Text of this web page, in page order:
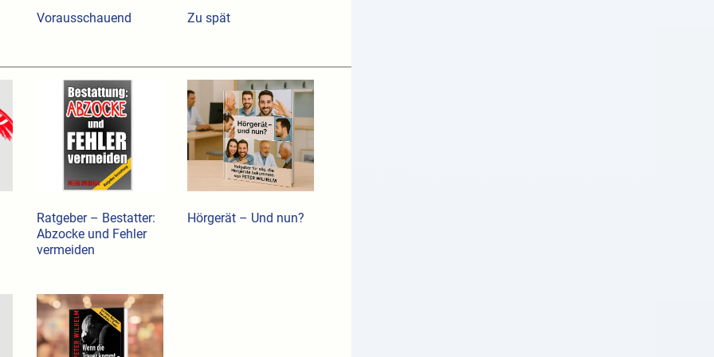
Vorausschauend Zu spät
Ratgeber – Bestatter:
Abzocke und Fehler
vermeiden
Hörgerät – Und nun?